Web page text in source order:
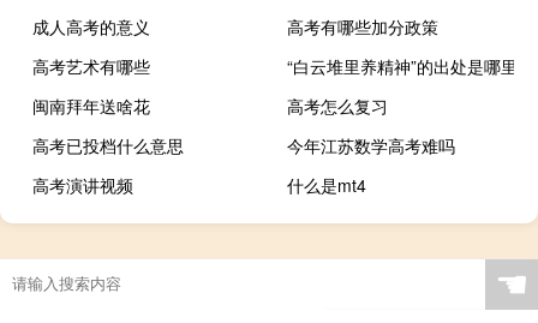
成人高考的意义
高考有哪些加分政策
高考艺术有哪些
“白云堆里养精神”的出处是哪里
闽南拜年送啥花
高考怎么复习
高考已投档什么意思
今年江苏数学高考难吗
高考演讲视频
什么是mt4
☚